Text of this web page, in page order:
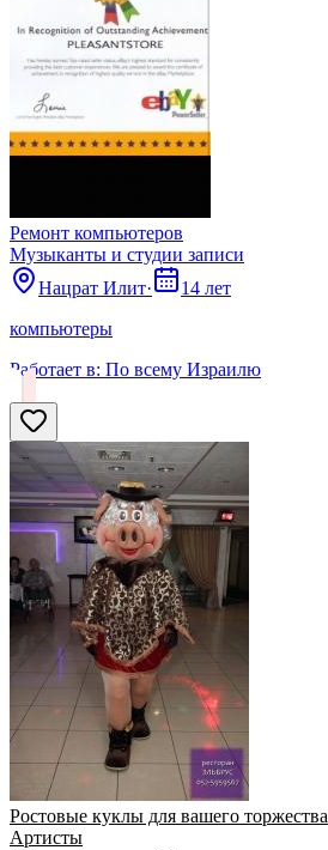
Ремонт компьютеров
Музыканты и студии записи
Нацрат Илит·
14 лет
компьютеры
Работает в: По всему Израилю
Ростовые куклы для вашего торжества
Артисты